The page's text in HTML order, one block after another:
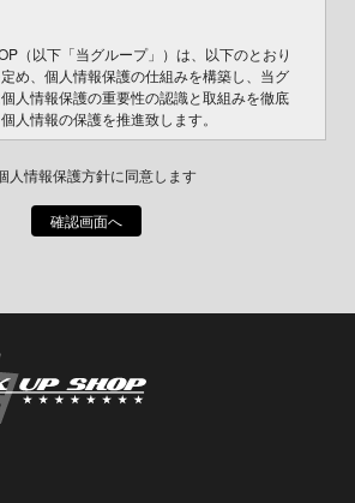
（以下「当グループ」）は、以下のとおり
め、個人情報保護の仕組みを構築し、当グ
人情報保護の重要性の認識と取組みを徹底
人情報の保護を推進致します。
的
問に対する回答として、電子メールや資料
します。
まよりお預かりした個人情報を適切に管理
ある場合
人情報保護方針に同意します